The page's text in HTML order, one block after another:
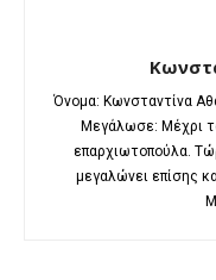
Όνομα: Κωνσταντίνα
Μεγάλωσε: Μέχρι
επαρχιωτοπούλα.
μεγαλώνει επίσης